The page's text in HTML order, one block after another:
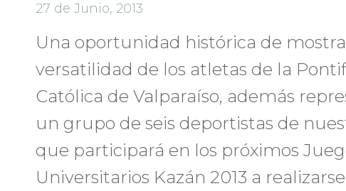
27 de Junio, 2013
Una oportunidad histórica de
versatilidad de los atletas de la
Católica de Valparaíso, además
un grupo de seis deportistas de
que participará en los próximos
Universitarios Kazán 2013 a